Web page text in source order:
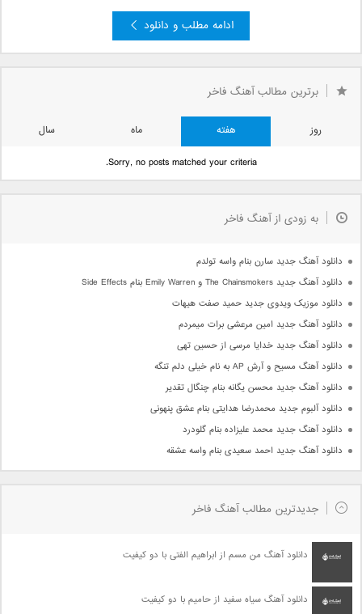
ادامه مطلب و دانلود
برترین مطالب آهنگ فاخر
روز هفته ماه
سال
Sorry, no posts matched your criteria.
به زودی از آهنگ فاخر
دانلود آهنگ جدید سارن بنام واسه تولدم
دانلود آهنگ جدید The Chainsmokers و Emily Warren بنام Side Effects
دانلود موزیک ویدوی جدید حمید صفت هیهات
دانلود آهنگ جدید امین مرعشی برات میمردم
دانلود آهنگ جدید خدایا مرسی از حسین تهی
دانلود آهنگ مسیح و آرش AP به نام خیلی دلم تنگه
دانلود آهنگ جدید محسن یگانه بنام چنگال تقدیر
دانلود آلبوم جدید محمدرضا هدایتی بنام عشق پنهونی
دانلود آهنگ جدید محمد علیزاده بنام گلودرد
دانلود آهنگ جدید احمد سعیدی بنام واسه عشقه
جدیدترین مطالب آهنگ فاخر
دانلود آهنگ من مسم از ابراهیم الفتی با دو کیفیت
دانلود آهنگ سیاه سفید از حامیم با دو کیفیت